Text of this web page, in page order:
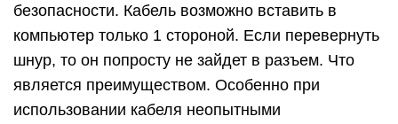
безопасности. Кабель возможно вставить в
компьютер только 1 стороной. Если перевернуть
шнур, то он попросту не зайдет в разъем. Что
является преимуществом. Особенно при
использовании кабеля неопытными